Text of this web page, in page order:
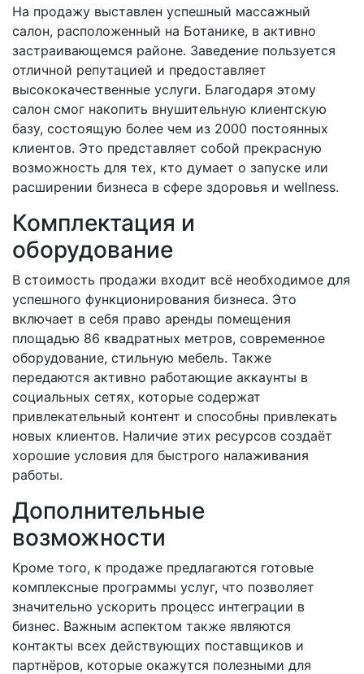
На продажу выставлен успешный массажный
салон, расположенный на Ботанике, в активно
застраивающемся районе. Заведение пользуется
отличной репутацией и предоставляет
высококачественные услуги. Благодаря этому
салон смог накопить внушительную клиентскую
базу, состоящую более чем из 2000 постоянных
клиентов. Это представляет собой прекрасную
возможность для тех, кто думает о запуске или
расширении бизнеса в сфере здоровья и wellness.
Комплектация и
оборудование
В стоимость продажи входит всё необходимое для
успешного функционирования бизнеса. Это
включает в себя право аренды помещения
площадью 86 квадратных метров, современное
оборудование, стильную мебель. Также
передаются активно работающие аккаунты в
социальных сетях, которые содержат
привлекательный контент и способны привлекать
новых клиентов. Наличие этих ресурсов создаёт
хорошие условия для быстрого налаживания
работы.
Дополнительные
возможности
Кроме того, к продаже предлагаются готовые
комплексные программы услуг, что позволяет
значительно ускорить процесс интеграции в
бизнес. Важным аспектом также являются
контакты всех действующих поставщиков и
партнёров, которые окажутся полезными для